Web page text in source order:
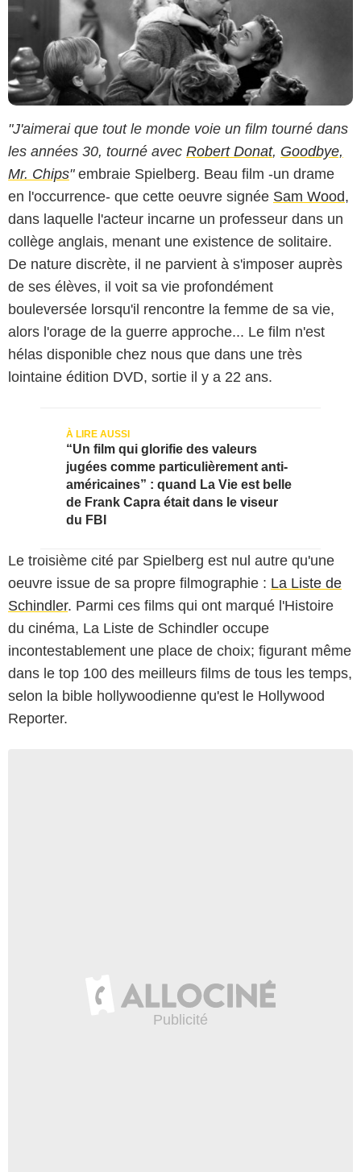
"J'aimerai que tout le monde voie un film tourné dans
les années 30, tourné avec Robert Donat, Goodbye,
Mr. Chips"embraie Spielberg. Beau film -un drame
en l'occurrence- que cette oeuvre signée Sam Wood,
dans laquelle l'acteur incarne un professeur dans un
collège anglais, menant une existence de solitaire.
De nature discrète, il ne parvient à s'imposer auprès
de ses élèves, il voit sa vie profondément
bouleversée lorsqu'il rencontre la femme de sa vie,
alors l'orage de la guerre approche... Le film n'est
hélas disponible chez nous que dans une très
lointaine édition DVD, sortie il y a 22 ans.
“Un film qui glorifie des valeurs
jugées comme particulièrement anti-
américaines” : quand La Vie est belle
de Frank Capra était dans le viseur
du FBI
Le troisième cité par Spielberg est nul autre qu'une
oeuvre issue de sa propre filmographie : La Liste de
Schindler. Parmi ces films qui ont marqué l'Histoire
du cinéma, La Liste de Schindler occupe
incontestablement une place de choix; figurant même
dans le top 100 des meilleurs films de tous les temps,
selon la bible hollywoodienne qu'est le Hollywood
Reporter.